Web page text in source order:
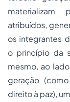
materializam
atribuídos,
os integrantes
o princípio da
mesmo, ao
geração
direito à paz),